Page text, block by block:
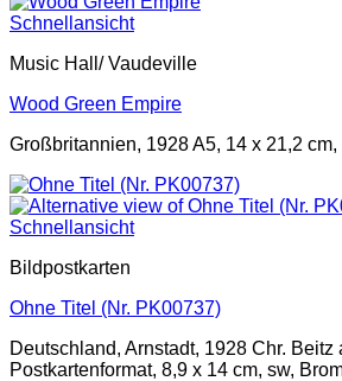
Schnellansicht
Music Hall/ Vaudeville
Wood Green Empire
Großbritannien, 1928 A5, 14 x 21,2 cm,
Schnellansicht
Bildpostkarten
Ohne Titel (Nr. PK00737)
Deutschland, Arnstadt, 1928 Chr. Beitz
Postkartenformat, 8,9 x 14 cm, sw,